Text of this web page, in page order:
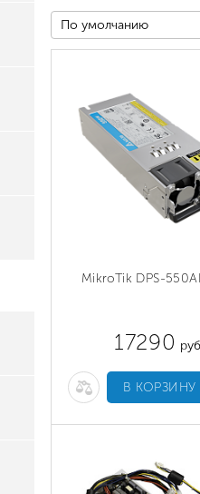
По умолчанию
MikroTik DPS-
17290
В КОРЗИНУ